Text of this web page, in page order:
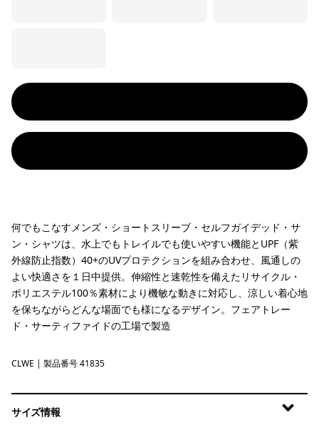
何でもこなすメンズ・ショートスリーブ・セルフガイデッド・サ
ン・シャツは、水上でもトレイルでも使いやすい機能とUPF（紫
外線防止指数）40+のUVプロテクションを組み合わせ、風通しの
よい快適さを１日中提供。伸縮性と速乾性を備えたリサイクル・
ポリエステル100％素材により機敏な動きに対応し、涼しい着心地
を保ちながらどんな場面でも様になるデザイン。フェアトレー
ド・サーティファイドの工場で製造
Coastal Edge: Weathered Stone
CLWE | 製品番号 41835
サイズ情報